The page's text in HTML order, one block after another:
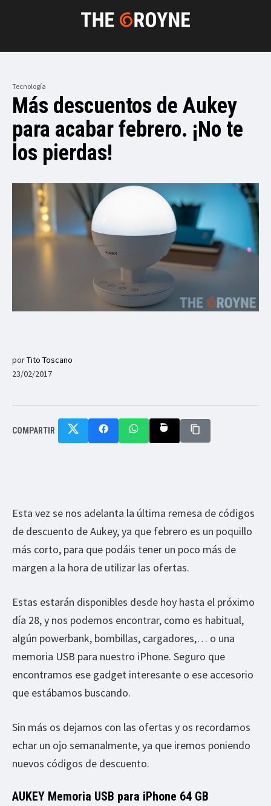
Tecnología
Más descuentos de Aukey
para acabar febrero. ¡No te
los pierdas!
porTito Toscano
23/02/2017
COMPARTIR
Esta vez se nos adelanta la última remesa de códigos
de descuento de Aukey, ya que febrero es un poquillo
más corto, para que podáis tener un poco más de
margen a la hora de utilizar las ofertas.
Estas estarán disponibles desde hoy hasta el próximo
día 28, y nos podemos encontrar, como es habitual,
algún powerbank, bombillas, cargadores,… o una
memoria USB para nuestro iPhone. Seguro que
encontramos ese gadget interesante o ese accesorio
que estábamos buscando.
Sin más os dejamos con las ofertas y os recordamos
echar un ojo semanalmente, ya que iremos poniendo
nuevos códigos de descuento.
AUKEY Memoria USB para iPhone 64 GB